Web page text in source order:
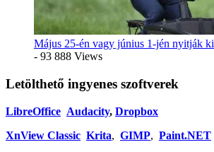
Május 25-én vagy június 1-jén nyitják
- 93 888 Views
Letölthető ingyenes szoftverek
LibreOffice Audacity, Dropbox
XnView Classic Krita, GIMP, Paint.NET